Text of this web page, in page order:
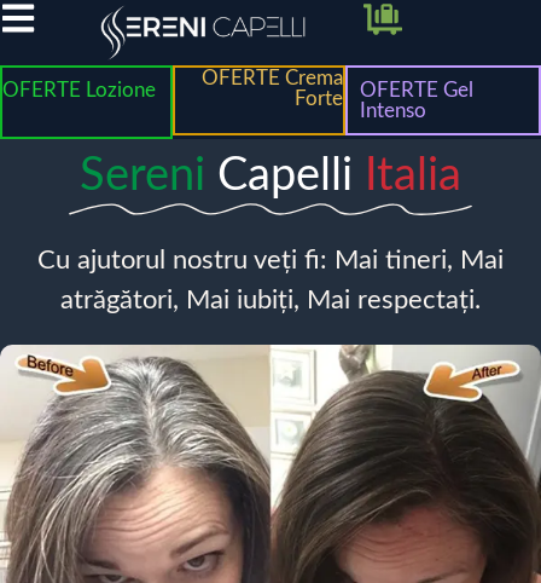
OFERTE Lozione
OFERTE Crema
Forte
OFERTE Gel
Intenso
Sereni Capelli Italia
Cu ajutorul nostru veți fi: Mai tineri, Mai
atrăgători, Mai iubiți, Mai respectați.